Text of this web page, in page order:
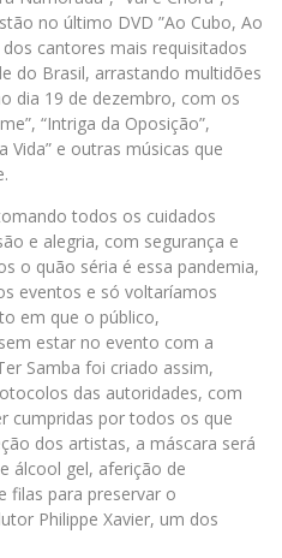
no último DVD ”Ao Cubo, Ao
cantores mais requisitados
do Brasil, arrastando multidões
dia 19 de dezembro, com os
“Intriga da Oposição”,
Vida” e outras músicas que
todos os cuidados
e alegria, com segurança e
o quão séria é essa pandemia,
eventos e só voltaríamos
em que o público,
estar no evento com a
Samba foi criado assim,
das autoridades, com
cumpridas por todos os que
dos artistas, a máscara será
álcool gel, aferição de
filas para preservar o
Philippe Xavier, um dos